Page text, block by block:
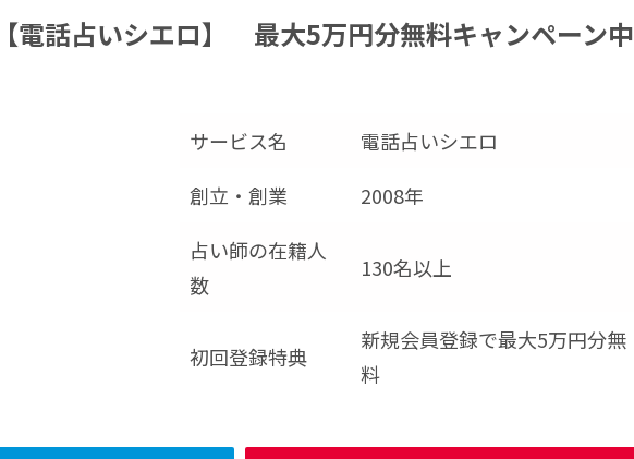
電話占いシエロ】 最大5万円分無料キャンペーン中
サービス名
電話占いシエロ
創立・創業
2008年
占い師の在籍人
数
130名以上
初回登録特典
新規会員登録で最大5万円分無
料